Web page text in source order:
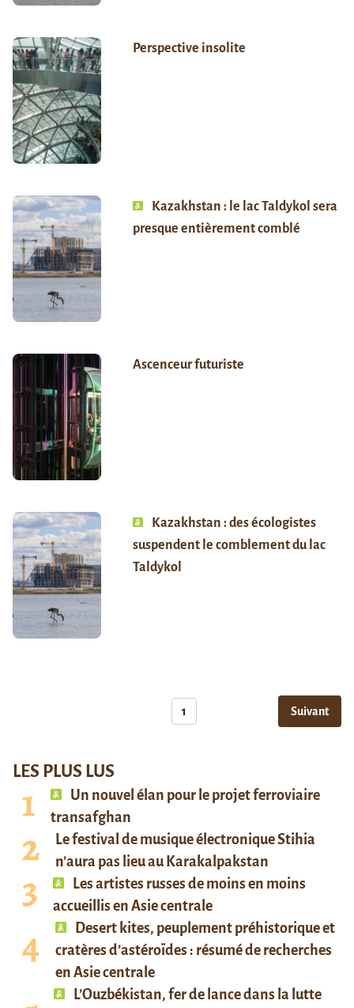
Perspective insolite
Kazakhstan : le lac Taldykol sera
presque entièrement comblé
Ascenceur futuriste
Kazakhstan : des écologistes
suspendent le comblement du lac
Taldykol
1 Suivant
LES PLUS LUS
Un nouvel élan pour le projet ferroviaire
transafghan
Le festival de musique électronique Stihia
n’aura pas lieu au Karakalpakstan
Les artistes russes de moins en moins
accueillis en Asie centrale
Desert kites, peuplement préhistorique et
cratères d’astéroïdes : résumé de recherches
en Asie centrale
L’Ouzbékistan, fer de lance dans la lutte